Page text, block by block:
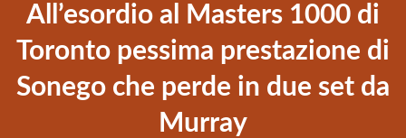
All’esordio al Masters 1000 di
Toronto pessima prestazione di
Sonego che perde in due set da
Murray